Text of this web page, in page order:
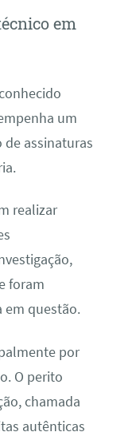
em
um
de assinaturas
realizar
foram
em questão.
por
O perito
chamada
autênticas